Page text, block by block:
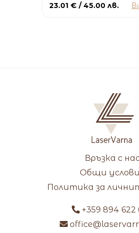
23.01 € / 45.00 лв.
Връзка с
Общи
Политика за
+359 894 622